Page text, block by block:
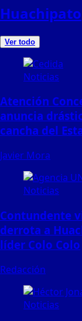
Huachipato
Ver todo
Noticias
Atención
anuncia
cancha del
Javier Mora
Noticias
Contundente
derrota a
líder Colo Colo
Redacción
Noticias